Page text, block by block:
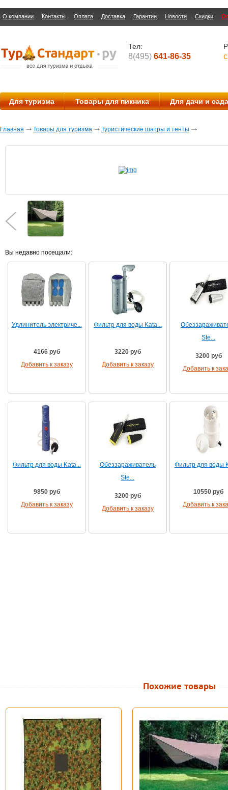
О компании Контакты Оплата Доставка Гарантии Новости Скидки
Тел:
8(495) 641-86-35
Для туризма Товары для пикника Для дачи и сада
Главная Товары для туризма Туристические шатры и тенты
Вы недавно посещали:
Удлинитель электриче...
4166 руб
Добавить к заказу
Фильтр для воды Kata...
3220 руб
Добавить к заказу
Ste...
3200 руб
Добавить к
Фильтр для воды Kata...
9850 руб
Добавить к заказу
Обеззараживатель
Ste...
3200 руб
Добавить к заказу
Фильтр для воды
10550 руб
Добавить к
Похожие товары